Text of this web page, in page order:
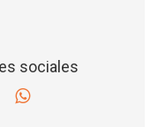
sociales